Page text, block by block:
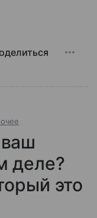
деле?
это